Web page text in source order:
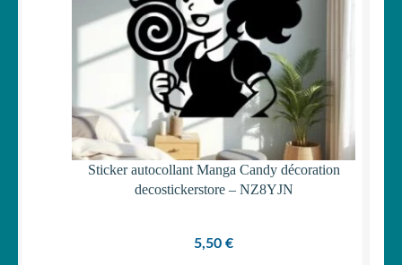
Sticker autocollant Manga Candy décoration
decostickerstore – NZ8YJN
5,50 €